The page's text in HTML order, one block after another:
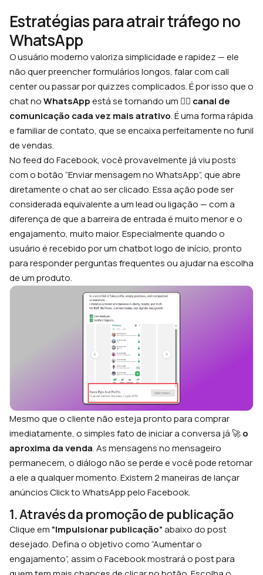
Estratégias para atrair tráfego no
WhatsApp
O usuário moderno valoriza simplicidade e rapidez — ele
não quer preencher formulários longos, falar com call
center ou passar por quizzes complicados. É por isso que o
chat noWhatsAppestá se tornando um 🙋‍♂️ canal de
comunicação cada vez mais atrativo. É uma forma rápida
e familiar de contato, que se encaixa perfeitamente no funil
de vendas.
No feed do Facebook, você provavelmente já viu posts
com o botão “Enviar mensagem no WhatsApp”, que abre
diretamente o chat ao ser clicado. Essa ação pode ser
considerada equivalente a um lead ou ligação — com a
diferença de que a barreira de entrada é muito menor e o
engajamento, muito maior. Especialmente quando o
usuário é recebido por um chatbot logo de início, pronto
para responder perguntas frequentes ou ajudar na escolha
de um produto.
Mesmo que o cliente não esteja pronto para comprar
imediatamente, o simples fato de iniciar a conversa já 🚀o
aproxima da venda. As mensagens no mensageiro
permanecem, o diálogo não se perde e você pode retornar
a ele a qualquer momento. Existem 2 maneiras de lançar
anúncios Click to WhatsApp pelo Facebook.
1. Através da promoção de publicação
Clique em “Impulsionar publicação”abaixo do post
desejado. Defina o objetivo como “Aumentar o
engajamento”, assim o Facebook mostrará o post para